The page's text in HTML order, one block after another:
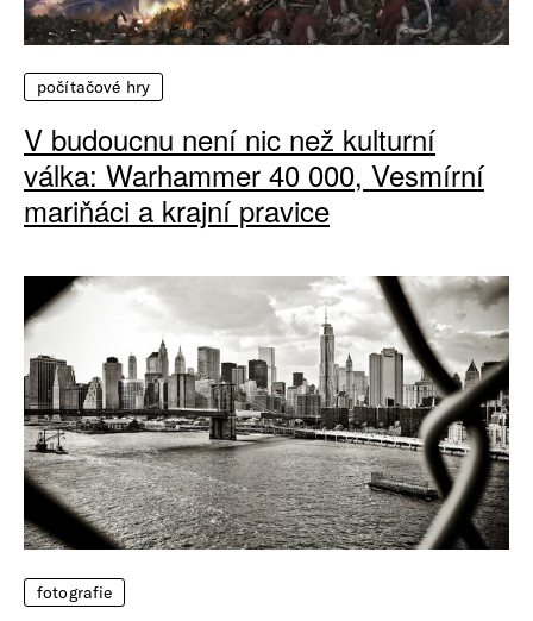
počítačové hry
V budoucnu není nic než kulturní
válka: Warhammer 40 000, Vesmírní
mariňáci a krajní pravice
fotografie